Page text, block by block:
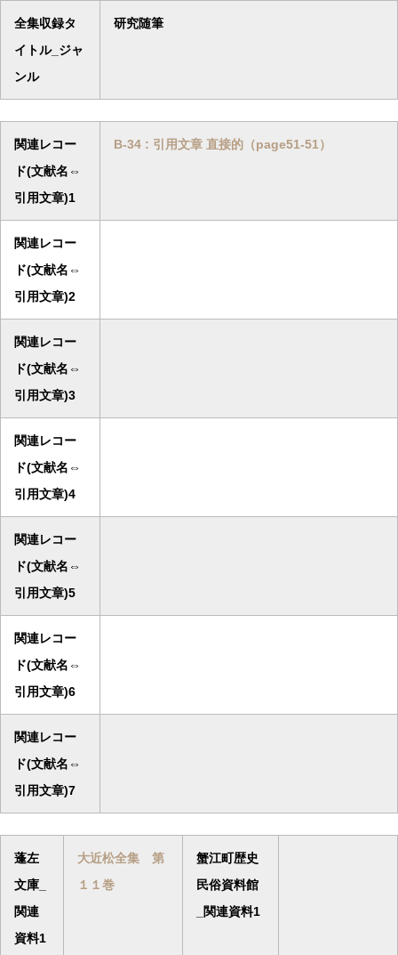
全集収録タ
イトル_ジャ
ンル
研究随筆
関連レコー
ド(文献名⇔
引用文章)1
B-34 : 引用文章 直接的（page51-51）
関連レコー
ド(文献名⇔
引用文章)2
関連レコー
ド(文献名⇔
引用文章)3
関連レコー
ド(文献名⇔
引用文章)4
関連レコー
ド(文献名⇔
引用文章)5
関連レコー
ド(文献名⇔
引用文章)6
関連レコー
ド(文献名⇔
引用文章)7
蓬左
文庫_
関連
資料1
大近松全集 第
１１巻
蟹江町歴史
民俗資料館
_関連資料1